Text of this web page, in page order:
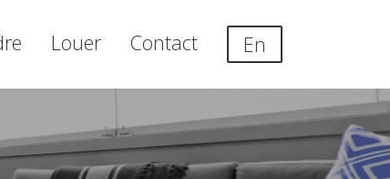
Louer Contact En